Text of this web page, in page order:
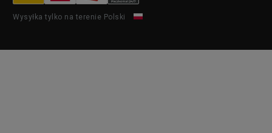
Wysyłka tylko na terenie Polski